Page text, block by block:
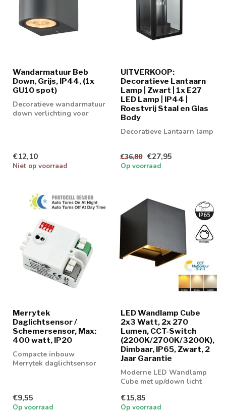
Wandarmatuur Beb
Down, Grijs, IP44, (1x
GU10 spot)
Decoratieve wandarmatuur
down verlichting voor
€12,10
Niet op voorraad
UITVERKOOP:
Decoratieve Lantaarn
Lamp | Zwart | 1x E27
LED Lamp | IP44 |
Roestvrij Staal en Glas
Body
Decoratieve Lantaarn lamp
€36,80 €27,95
Op voorraad
Merrytek
Daglichtsensor /
Schemersensor, Max:
400 watt, IP20
Compacte inbouw
Merrytek daglichtsensor
€9,55
Op voorraad
LED Wandlamp Cube
2x3 Watt, 2x 270
Lumen, CCT-Switch
(2200K/2700K/3200K),
Dimbaar, IP65, Zwart, 2
Jaar Garantie
Moderne LED Wandlamp
Cube met up/down licht
€15,85
Op voorraad